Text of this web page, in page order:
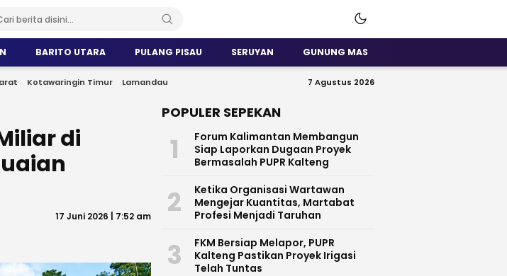
BARITO UTARA PULANG PISAU SERUYAN GUNUNG MAS
Kotawaringin Timur Lamandau 7 Agustus 2026
di
17 Juni 2026 | 7:52 am
POPULER SEPEKAN
1
Forum Kalimantan Membangun
Siap Laporkan Dugaan Proyek
Bermasalah PUPR Kalteng
2
Ketika Organisasi Wartawan
Mengejar Kuantitas, Martabat
Profesi Menjadi Taruhan
3
FKM Bersiap Melapor, PUPR
Kalteng Pastikan Proyek Irigasi
Telah Tuntas